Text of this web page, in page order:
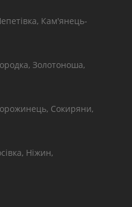
Кам'янець-
Золотоноша,
Сокиряни,
Ніжин,